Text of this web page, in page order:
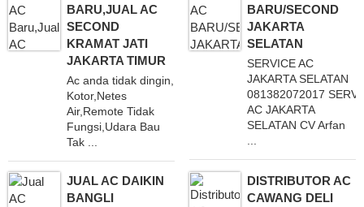
BARU,JUAL AC
SECOND
KRAMAT JATI
JAKARTA TIMUR
Ac anda tidak dingin,
Kotor,Netes
Air,Remote Tidak
Fungsi,Udara Bau
Tak ...
BARU/SECOND
JAKARTA
SELATAN
SERVICE AC
JAKARTA SELATAN
081382072017
AC JAKARTA
SELATAN CV Arfan
...
JUAL AC DAIKIN
BANGLI
DISTRIBUTOR AC
CAWANG DELI